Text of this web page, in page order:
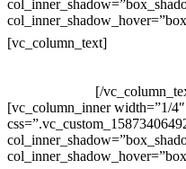
[vc_column_text]
[/
[vc_column_inner width=”1/4″